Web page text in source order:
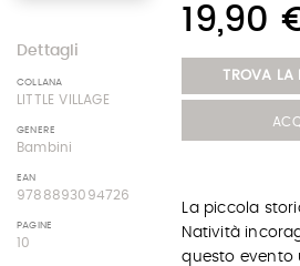
Dettagli
COLLANA
LITTLE VILLAGE
GENERE
Bambini
EAN
9788893094726
PAGINE
10
19,90
TROVA LA
La piccola
Natività
questo evento